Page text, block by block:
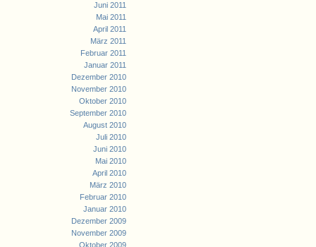
Juni 2011
Mai 2011
April 2011
März 2011
Februar 2011
Januar 2011
Dezember 2010
November 2010
Oktober 2010
September 2010
August 2010
Juli 2010
Juni 2010
Mai 2010
April 2010
März 2010
Februar 2010
Januar 2010
Dezember 2009
November 2009
Oktober 2009